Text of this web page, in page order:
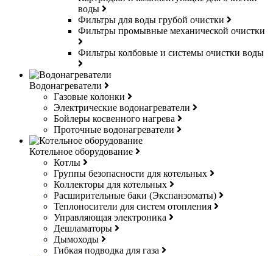
воды
Фильтры для воды грубой очистки
Фильтры промывные механической очистки
Фильтры колбовые и системы очистки воды
Водонагреватели
Газовые колонки
Электрические водонагреватели
Бойлеры косвенного нагрева
Проточные водонагреватели
Котельное оборудование
Котлы
Группы безопасности для котельных
Коллекторы для котельных
Расширительные баки (Экспанзоматы)
Теплоносители для систем отопления
Управляющая электроника
Дешламаторы
Дымоходы
Гибкая подводка для газа